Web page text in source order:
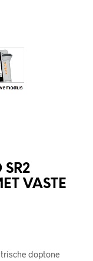
SR2
VASTE
doptone